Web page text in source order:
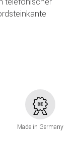
Made in Germany